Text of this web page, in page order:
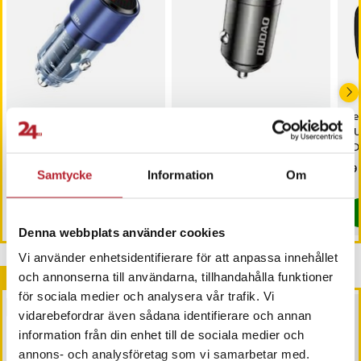
Samtycke Information Om
Denna webbplats använder cookies
Vi använder enhetsidentifierare för att anpassa innehållet
och annonserna till användarna, tillhandahålla funktioner
för sociala medier och analysera vår trafik. Vi
vidarebefordrar även sådana identifierare och annan
information från din enhet till de sociala medier och
annons- och analysföretag som vi samarbetar med.
Qualo billaddare 90W
med dubbla USB-C-
:199 kr
199 kr
I lager, levereras inom 1-2 vardagar
Dudao USB Billaddare
med 1xUSB och 1xUSB-C
Pris:79 kr
79 kr
I lager, levereras inom 1-2 vardagar
Andra köpte också